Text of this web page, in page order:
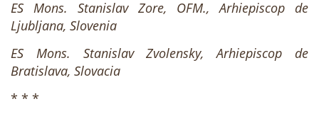
ES Mons. Stanislav Zore, OFM., Arhiepiscop de
Ljubljana, Slovenia
ES Mons. Stanislav Zvolensky, Arhiepiscop de
Bratislava, Slovacia
* * *